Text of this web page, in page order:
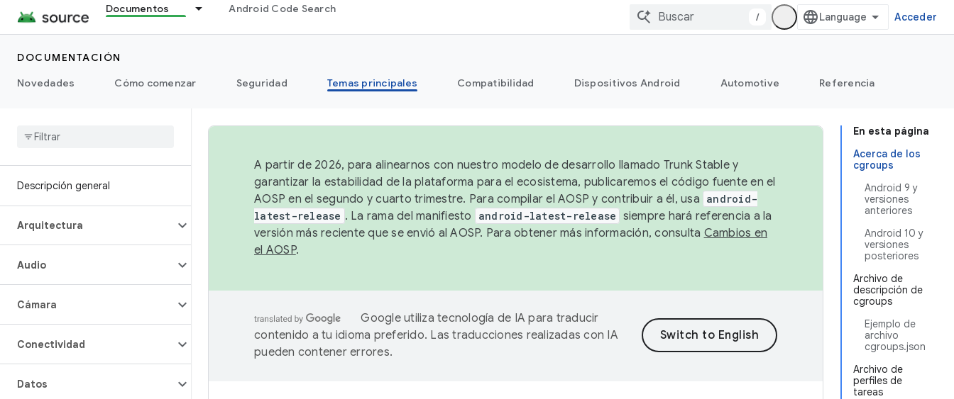
Documentos Android Code Search
/ Acceder
DOCUMENTACIÓN
Novedades
Cómo comenzar Seguridad Temas principales Compatibilidad Dispositivos Android Automotive Referencia
Descripción general
Arquitectura
Audio
Cámara
Conectividad
Datos
En esta página
Acerca de los
cgroups
Android 9 y
versiones
anteriores
Android 10 y
versiones
posteriores
Archivo de
descripción de
cgroups
Ejemplo de
archivo
cgroups.json
Archivo de
perfiles de
tareas
A partir de 2026, para alinearnos con nuestro modelo de desarrollo llamado Trunk Stable y
garantizar la estabilidad de la plataforma para el ecosistema, publicaremos el código fuente en el
AOSP en el segundo y cuarto trimestre. Para compilar el AOSP y contribuir a él, usa android-
latest-release . La rama del manifiesto android-latest-release siempre hará referencia a la
versión más reciente que se envió al AOSP. Para obtener más información, consulta Cambios en
el AOSP.
Google utiliza tecnología de IA para traducir
contenido a tu idioma preferido. Las traducciones realizadas con IA
pueden contener errores.